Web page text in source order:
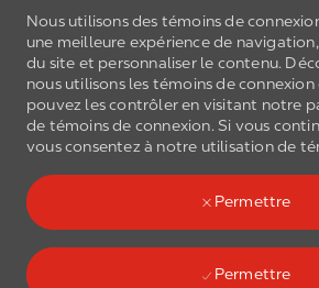
Nous utilisons des témoins de
une meilleure expérience de
du site et personnaliser le contenu.
nous utilisons les témoins de connexion
pouvez les contrôler en visitant notre
de témoins de connexion. Si vous
vous consentez à notre utilisation de
Permettre
Permettre
Skip to main content